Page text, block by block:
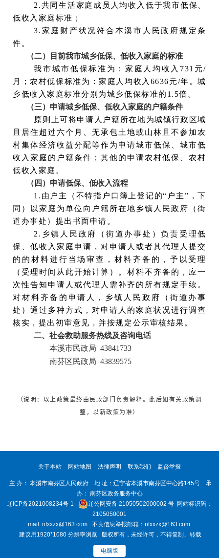
2.共同生活家庭成员人均收入低于我市低保、
低收入家庭标准；
3.家庭财产状况符合本溪市人民政府规定条
件。
（二）目前我市城乡低保、低收入家庭的标准
我市城市低保标准为：家庭人均收入731元/
月；农村低保标准为：家庭人均收入6636元/年。城
乡低收入家庭标准分别为城乡低保标准的1.5倍。
（三）申请城乡低保、低收入家庭的户籍条件
原则上可将申请人户籍所在地为城镇行政区域
且居住超过六个月、无承包土地或山林且不参加农
村集体经济收益分配等作为申请城市低保、城市低
收入家庭的户籍条件；其他的申请农村低保、农村
低收入家庭。
（四）申请低保、低收入流程
1.由户主（不特指户口簿上登记的“户主”，下
同）以家庭为单位向户籍所在地乡镇人民政府（街
道办事处）提出书面申请。
2.乡镇人民政府（街道办事处）负责受理低
保、低收入家庭申请，对申请人或者其代理人提交
的的材料进行当场审查，材料齐备的，予以受理
（受理时间从此开始计算）。材料不齐备的，应一
次性告知申请人或代理人需补齐的所有规定手续。
对材料齐备的申请人，乡镇人民政府（街道办事
处）通过多种方式，对申请人的家庭状况进行调查
核实，提出初审意见，并按规定公示审核结果。
二、社会救助服务热线及咨询电话
本溪市民政局 43841733
南芬区民政局 43839575
（说明：以上政策最终由民政部门负责解释。此后如有关政策调
整，以新政策为准）
关于本站 网站地图 法律声明 联系我们 监督举报
主 办： 本溪市南芬区人民政府 地 址：辽宁省本溪市南芬区中心路145号 承
办： 南芬区政务服务中心
辽ICP备2021008234号-1
辽公网安备 21050502000002 号 网站标识码：
2105050001
mail: nfxxzx@163.com 不良信息举报邮箱：nfxxzx@163.com
建议用1920*1080 分辨率浏览 版权所有，未经许可，不得复制、转载
电脑版